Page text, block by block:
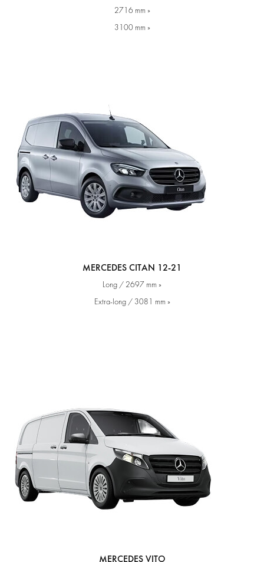
2716 mm »
3100 mm »
MERCEDES CITAN 12-21
Long / 2697 mm »
Extra-long / 3081 mm »
MERCEDES VITO